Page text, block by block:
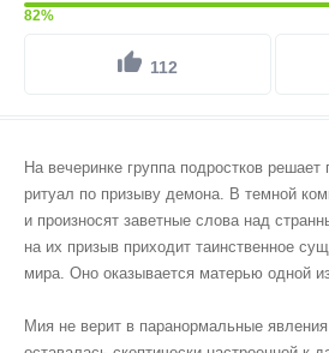
82%
112
На вечеринке группа подростков решает
ритуал по призыву демона. В темной
и произносят заветные слова над
на их призыв приходит таинственное
мира. Оно оказывается матерью одной
Мия не верит в паранормальные